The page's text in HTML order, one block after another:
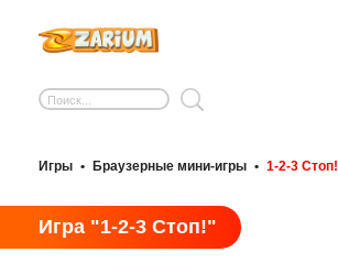
Игры • Браузерные мини-игры • 1-2-3 Стоп!
Игра "1-2-3 Стоп!"